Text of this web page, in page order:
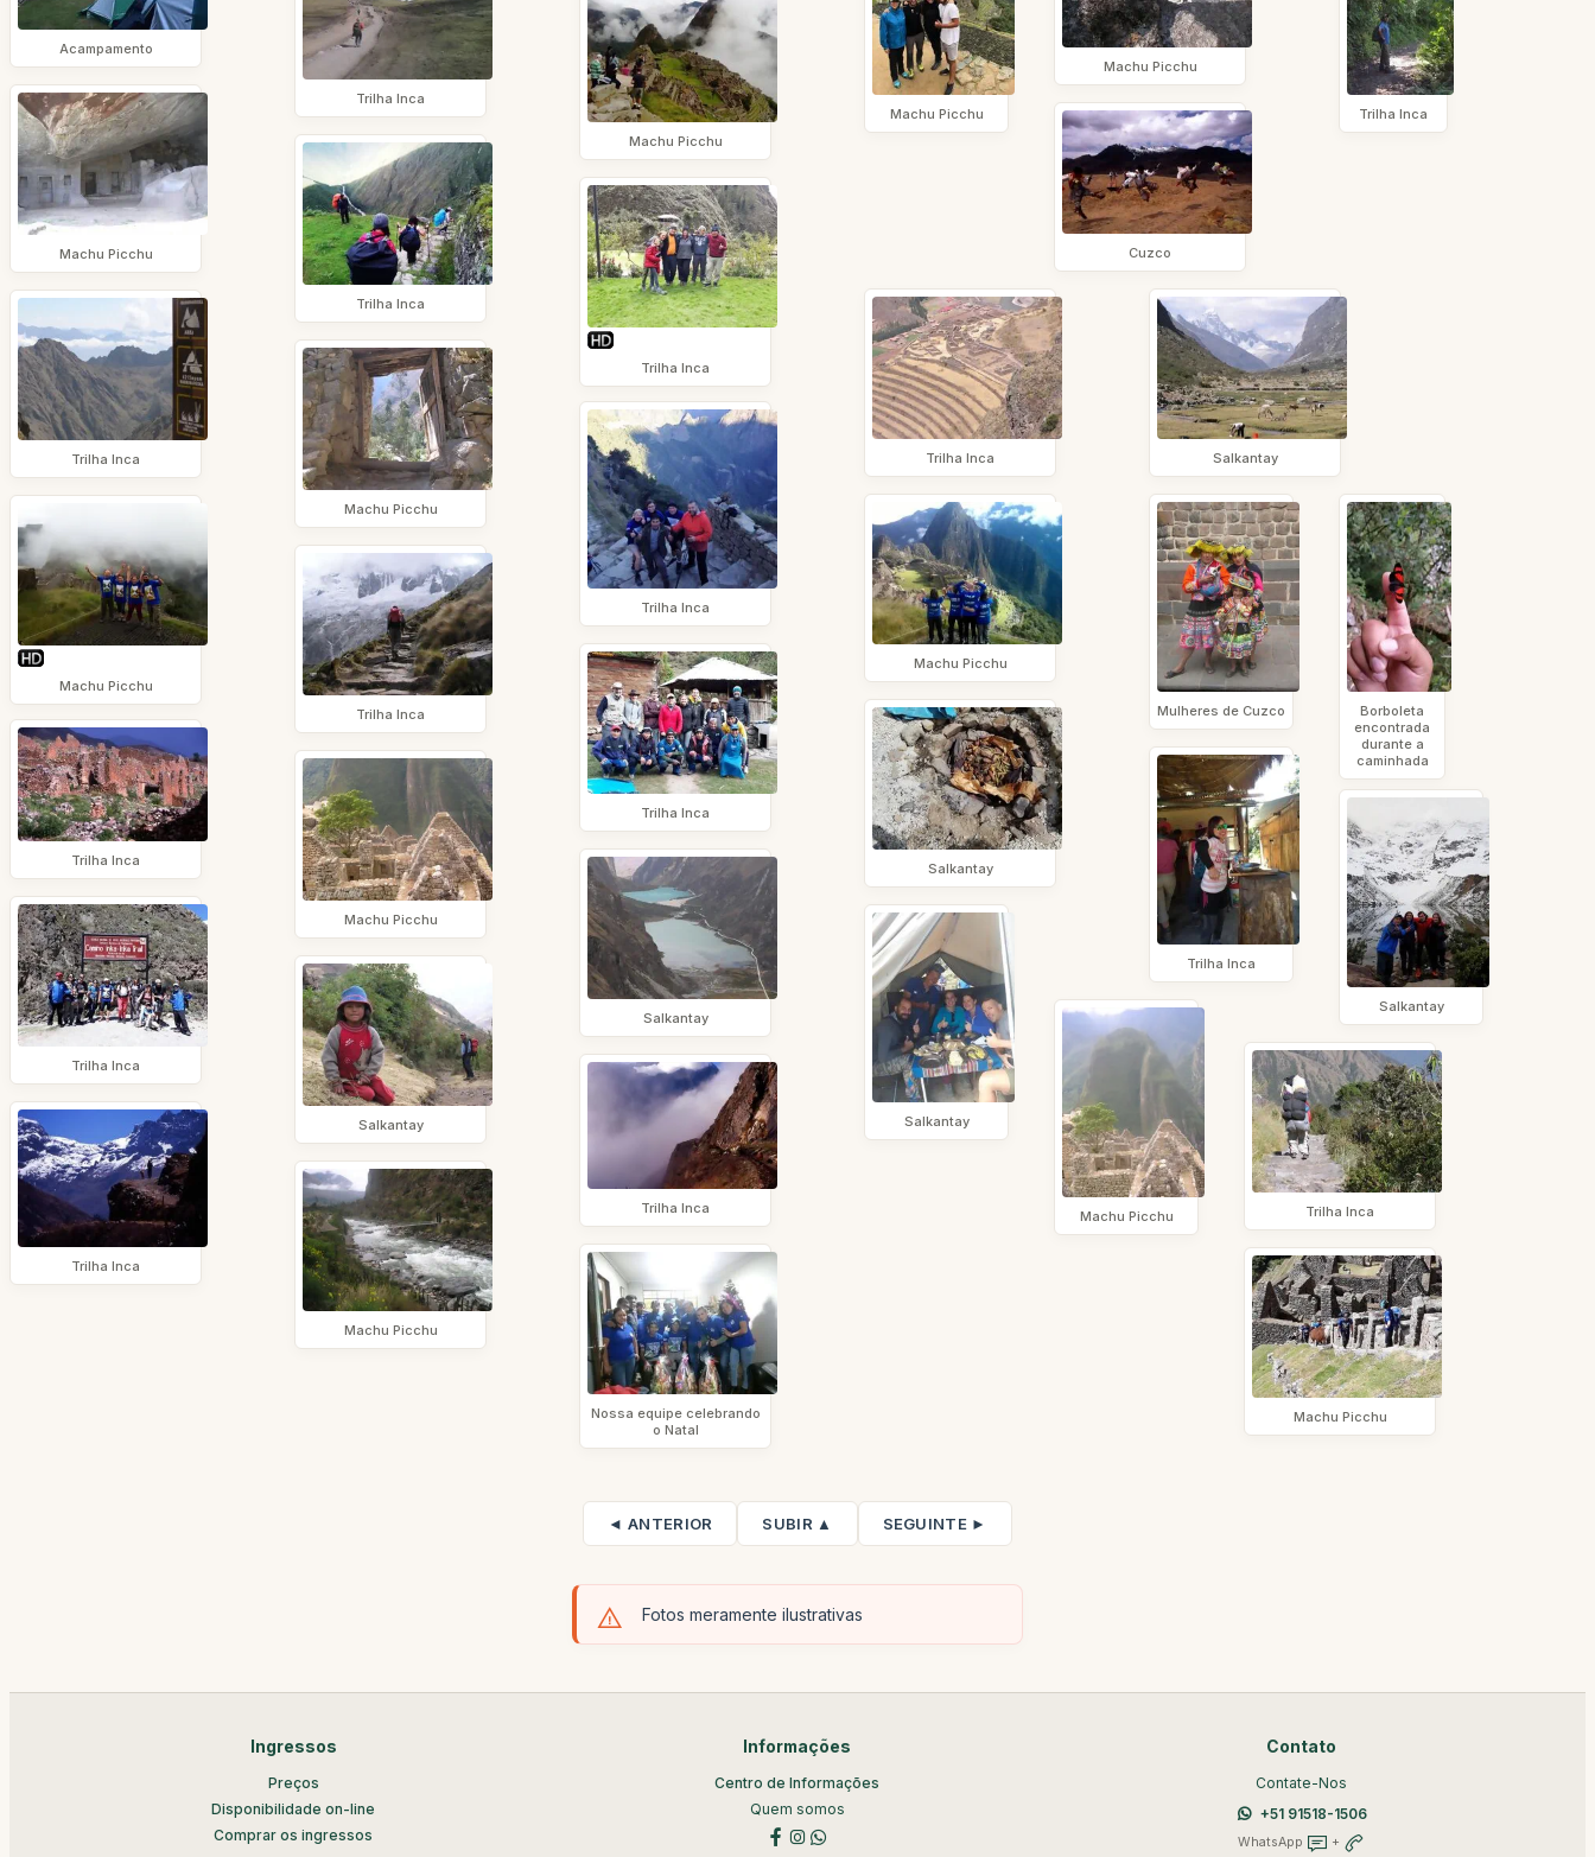
Acampamento
Machu Picchu
Machu Picchu
Trilha Inca
Machu Picchu
Machu Picchu Cuzco
Trilha Inca
Trilha Inca
Trilha Inca
Trilha Inca Salkantay
Trilha Inca
Machu Picchu
Trilha Inca
Machu Picchu
Mulheres de Cuzco
Machu Picchu
Trilha Inca
Trilha Inca
Salkantay
Borboleta
encontrada
durante a
caminhada
Trilha Inca
Trilha Inca
Machu Picchu
Salkantay
Salkantay
Trilha Inca
Salkantay
Salkantay
Machu Picchu Trilha Inca
Trilha Inca
Trilha Inca
Machu Picchu
Nossa equipe celebrando
o Natal
Machu Picchu
◄ ANTERIOR SUBIR ▲ SEGUINTE ►
Fotos meramente ilustrativas
Ingressos
Preços
Disponibilidade on-line
Comprar os ingressos
Informações
Centro de Informações
Quem somos
Contato
Contate-Nos
+51 91518-1506
WhatsApp +